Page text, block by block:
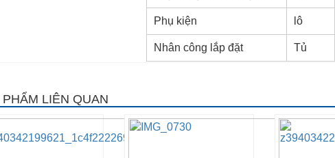
Phụ kiện lô
Nhân công lắp đặt Tủ
PHẨM LIÊN QUAN